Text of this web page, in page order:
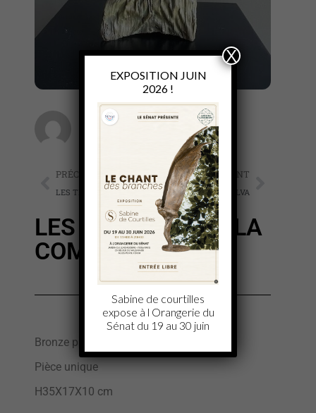
Sabine de Courtilles
PRÉCÉDENT
LES THEATRALES LE CHEVALIER
SUIVANT
SYLVA
LES THEATRALES LA
COMEDIENNE
Bronze patiné avec dorures à l’or fin
Pièce unique
H35X17X10 cm
EXPOSITION JUIN
2026 !
Sabine de courtilles
expose à l Orangerie du
Sénat du 19 au 30 juin
X